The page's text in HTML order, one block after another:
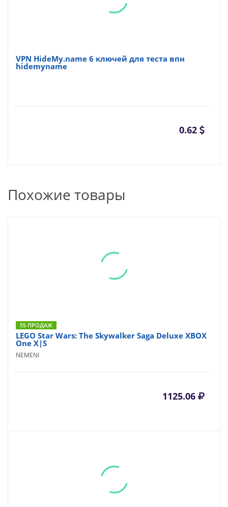
VPN HideMy.name 6 ключей для теста впн
hidemyname
0.62
Похожие товары
55 ПРОДАЖ
LEGO Star Wars: The Skywalker Saga Deluxe XBOX
One X|S
NEMENI
1125.06